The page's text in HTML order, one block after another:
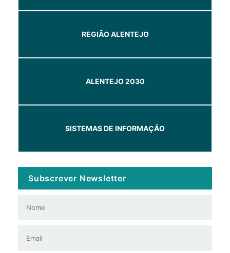
REGIÃO ALENTEJO
ALENTEJO 2030
SISTEMAS DE INFORMAÇÃO
Subscrever Newsletter